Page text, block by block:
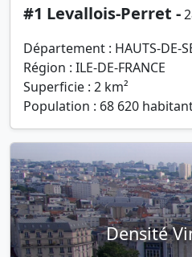
#1 Levallois-Perret -
Département : HAUTS-DE-
Région : ILE-DE-FRANCE
Superficie : 2 km²
Population : 68 620
Densité